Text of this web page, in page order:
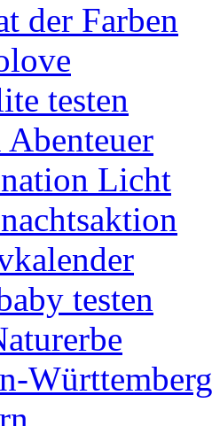
der Farben
testen
Licht
testen
Württemberg